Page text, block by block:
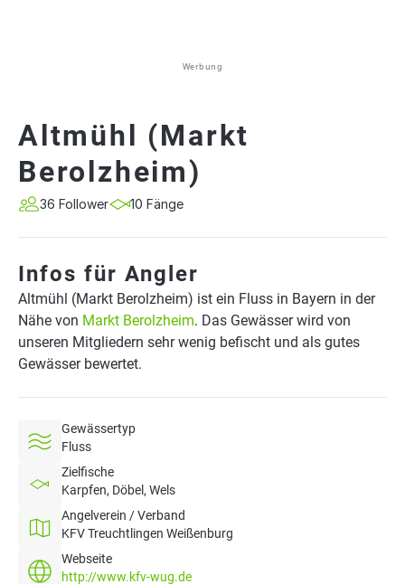
Werbung
Altmühl (Markt
Berolzheim)
36 Follower 10 Fänge
Infos für Angler
Altmühl (Markt Berolzheim) ist ein Fluss in Bayern in der
Nähe von Markt Berolzheim. Das Gewässer wird von
unseren Mitgliedern sehr wenig befischt und als gutes
Gewässer bewertet.
Gewässertyp
Fluss
Zielfische
Karpfen, Döbel, Wels
Angelverein / Verband
KFV Treuchtlingen Weißenburg
Webseite
http://www.kfv-wug.de